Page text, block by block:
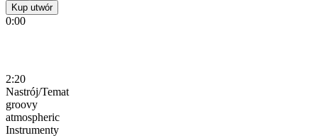
Kup utwór
0:00
2:20
Nastrój/Temat
groovy
atmospheric
Instrumenty